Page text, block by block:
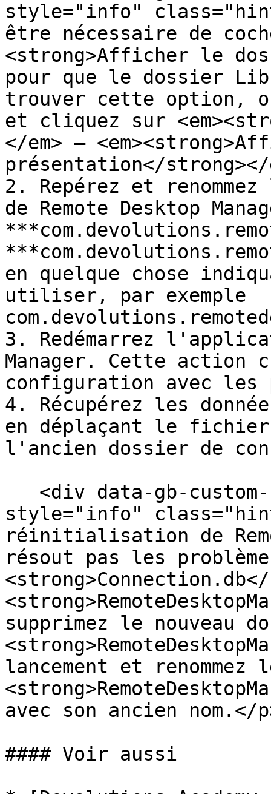
style="info"
être nécessaire de
<strong>Afficher le
pour que le dossier
trouver cette option,
et cliquez sur
</em> –
présentation</strong></
2. Repérez et
de Remote Desktop
en quelque chose
utiliser, par exemple
3. Redémarrez
Manager. Cette action
configuration avec les
4. Récupérez les
en déplaçant le fichier
l'ancien dossier de
style="info"
réinitialisation de
résout pas les
supprimez le nouveau
lancement et renommez
avec son ancien nom.</
#### Voir aussi